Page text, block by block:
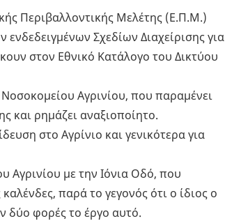
Περιβαλλοντικής Μελέτης (Ε.Π.Μ.)
Σχεδίων Διαχείρισης για
στον Εθνικό Κατάλογο του Δικτύου
Αγρινίου, που παραμένει
και ρημάζει αναξιοποίητο.
στο Αγρίνιο και γενικότερα για
Αγρινίου με την Ιόνια Οδό, που
παρά το γεγονός ότι ο ίδιος ο
δύο φορές το έργο αυτό.